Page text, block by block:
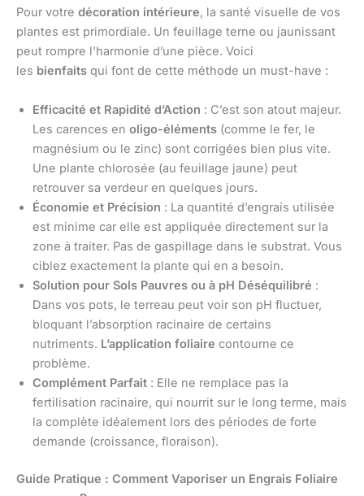
Pour votre décoration intérieure, la santé visuelle de vos
plantes est primordiale. Un feuillage terne ou jaunissant
peut rompre l’harmonie d’une pièce. Voici
les bienfaits qui font de cette méthode un must-have :
Efficacité et Rapidité d’Action : C’est son atout majeur.
Les carences en oligo-éléments (comme le fer, le
magnésium ou le zinc) sont corrigées bien plus vite.
Une plante chlorosée (au feuillage jaune) peut
retrouver sa verdeur en quelques jours.
Économie et Précision : La quantité d’engrais utilisée
est minime car elle est appliquée directement sur la
zone à traiter. Pas de gaspillage dans le substrat. Vous
ciblez exactement la plante qui en a besoin.
Solution pour Sols Pauvres ou à pH Déséquilibré :
Dans vos pots, le terreau peut voir son pH fluctuer,
bloquant l’absorption racinaire de certains
nutriments. L’application foliaire contourne ce
problème.
Complément Parfait : Elle ne remplace pas la
fertilisation racinaire, qui nourrit sur le long terme, mais
la complète idéalement lors des périodes de forte
demande (croissance, floraison).
Guide Pratique : Comment Vaporiser un Engrais Foliaire